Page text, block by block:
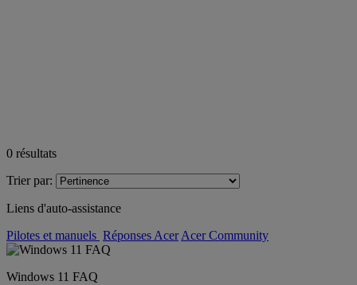
0 résultats
Trier par:
Liens d'auto-assistance
Pilotes et manuels Réponses Acer Acer Community
Windows 11 FAQ